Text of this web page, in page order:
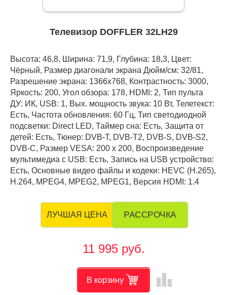
Телевизор DOFFLER 32LH29
Высота: 46,8, Ширина: 71,9, Глубина: 18,3, Цвет:
Чёрный, Размер диагонали экрана Дюйм/см: 32/81,
Разрешение экрана: 1366x768, Контрастность: 3000,
Яркость: 200, Угол обзора: 178, HDMI: 2, Тип пульта
ДУ: ИК, USB: 1, Вых. мощность звука: 10 Вт, Телетекст:
Есть, Частота обновления: 60 Гц, Тип светодиодной
подсветки: Direct LED, Таймер сна: Есть, Защита от
детей: Есть, Тюнер: DVB-T, DVB-T2, DVB-S, DVB-S2,
DVB-C, Размер VESA: 200 х 200, Воспроизведение
мультимедиа с USB: Есть, Запись на USB устройство:
Есть, Основные видео файлы и кодеки: HEVC (H.265),
H.264, MPEG4, MPEG2, MPEG1, Версия HDMI: 1.4
ЛУЧШАЯ ЦЕНА РАССРОЧКА
11 995 руб.
В корзину leaderboard